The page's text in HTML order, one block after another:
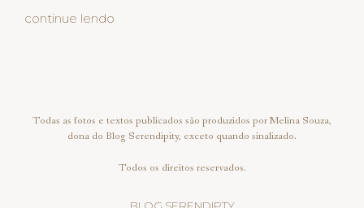
continue lendo
Todas as fotos e textos publicados são produzidos por Melina Souza,
dona do Blog Serendipity, exceto quando sinalizado.
Todos os direitos reservados.